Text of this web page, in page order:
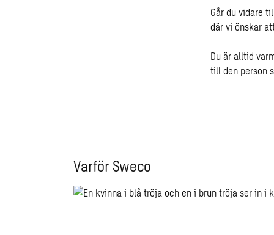
Går du vidare
där vi önskar
Du är alltid
till den person
Varför Sweco